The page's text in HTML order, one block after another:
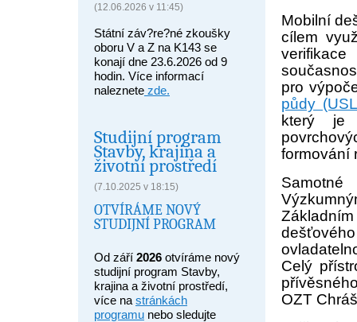
(12.06.2026 v 11:45)
Státní záv?re?né zkoušky
oboru V a Z na K143 se
konají dne 23.6.2026 od 9
hodin. Více informací
naleznete zde.
Studijní program
Stavby, krajina a
životní prostředí
(7.10.2025 v 18:15)
OTVÍRÁME NOVÝ
STUDIJNÍ PROGRAM
Od září 2026 otvíráme nový
studijní program Stavby,
krajina a životní prostředí,
více na stránkách
programu nebo sledujte
Mobilní
cílem
pro
půdy
který je
formování
Celý
OZT